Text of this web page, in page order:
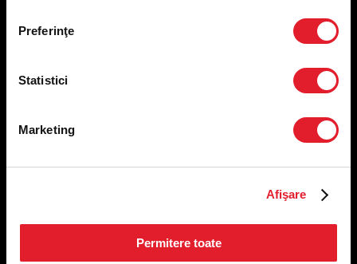
Preferinţe
Statistici
Marketing
Afişare
Permitere toate
Condiții de desfășurare „Descarcă KFC APP”
Restaurante
CAMERA 5, Etaj 2